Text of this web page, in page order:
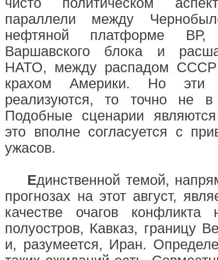
параллели между
нефтяной платформе ВР,
Варшавского блока и
НАТО, между распадом
крахом Америки. Но эти
реализуются, то точно не в
Подобные сценарии
это вполне согласуется с
ужасов.
Единственной темой,
прогнозах на этот август,
качестве очагов конфликта
полуостров, Кавказ, границу
и, разумеется, Иран.